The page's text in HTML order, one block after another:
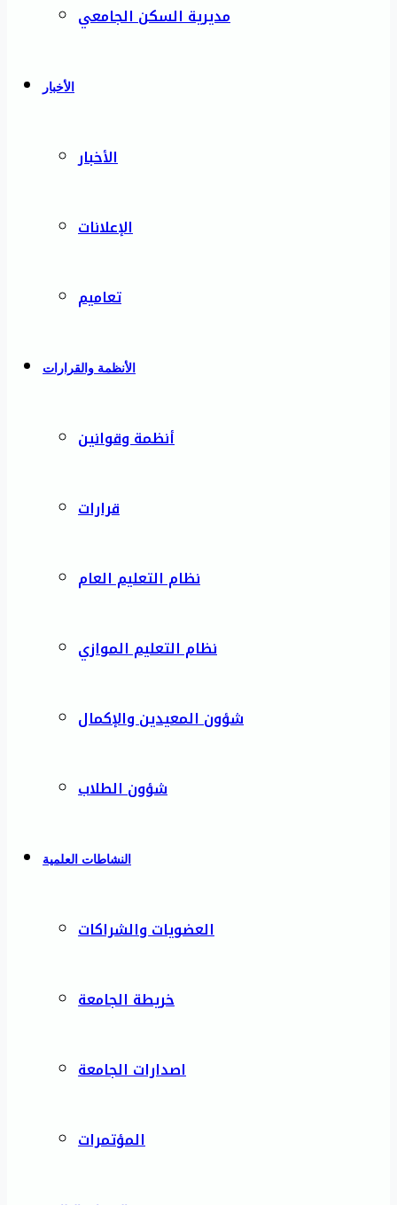
مديرية السكن الجامعي
الأخبار
الأخبار
الإعلانات
تعاميم
الأنظمة والقرارات
أنظمة وقوانين
قرارات
نظام التعليم العام
نظام التعليم الموازي
شؤون المعيدين والإكمال
شؤون الطلاب
النشاطات العلمية
العضويات والشراكات
خريطة الجامعة
اصدارات الجامعة
المؤتمرات